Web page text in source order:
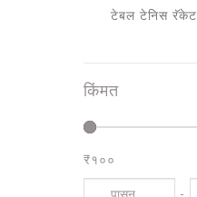
टेबल टेनिस रॅकेट
किंमत
₹१००
-